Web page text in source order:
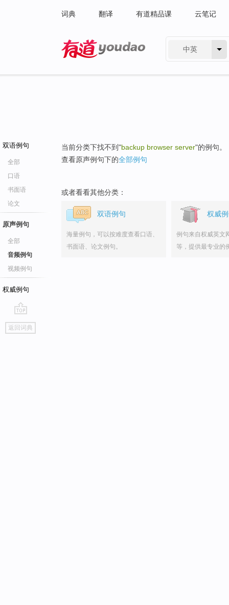
词典 翻译 有道精品课 云笔记
中英
双语例句
全部
口语
书面语
论文
原声例句
全部
音频例句
视频例句
权威例句
go
top
返回词典
当前分类下找不到"backup browser server"的例句。
查看原声例句下的全部例句
或者看看其他分类：
双语例句
海量例句，可以按难度查看口语、
书面语、论文例句。
权威
例句来自权威英文
等，提供最专业的